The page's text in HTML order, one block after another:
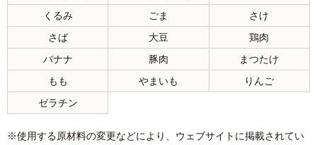
くるみ
ごま
さけ
さば
大豆
鶏肉
バナナ
豚肉
まつたけ
もも
やまいも
りんご
ゼラチン
※使用する原材料の変更などにより、ウェブサイトに掲載されてい